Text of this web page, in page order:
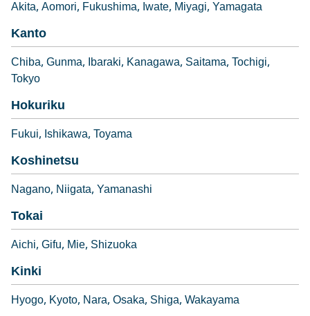
Akita Aomori Fukushima Iwate Miyagi Yamagata
Kanto
Chiba Gunma Ibaraki Kanagawa Saitama Tochigi
Tokyo
Hokuriku
Fukui Ishikawa Toyama
Koshinetsu
Nagano Niigata Yamanashi
Tokai
Aichi Gifu Mie Shizuoka
Kinki
Hyogo Kyoto Nara Osaka Shiga Wakayama